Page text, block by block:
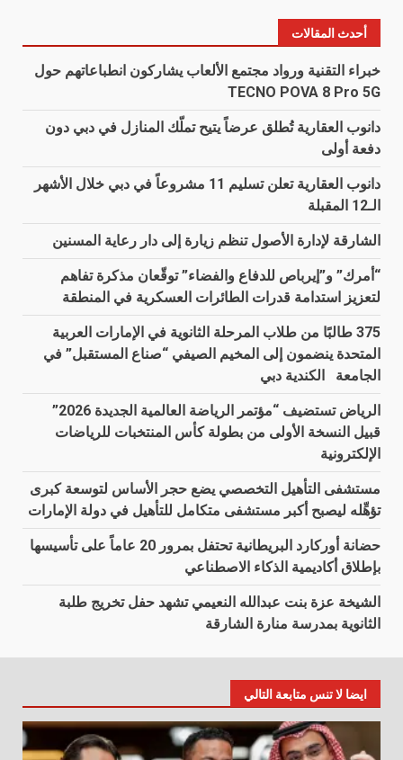
أحدث المقالات
خبراء التقنية ورواد مجتمع الألعاب يشاركون انطباعاتهم حول
TECNO POVA 8 Pro 5G
دانوب العقارية تُطلق عرضاً يتيح تملّك المنازل في دبي دون
دفعة أولى
دانوب العقارية تعلن تسليم 11 مشروعاً في دبي خلال الأشهر
الـ12 المقبلة
الشارقة لإدارة الأصول تنظم زيارة إلى دار رعاية المسنين
“أمرك” و”إيرباص للدفاع والفضاء” توقّعان مذكرة تفاهم
لتعزيز استدامة قدرات الطائرات العسكرية في المنطقة
375 طالبًا من طلاب المرحلة الثانوية في الإمارات العربية
المتحدة ينضمون إلى المخيم الصيفي “صناع المستقبل” في
الجامعة الكندية دبي
الرياض تستضيف “مؤتمر الرياضة العالمية الجديدة 2026”
قبيل النسخة الأولى من بطولة كأس المنتخبات للرياضات
الإلكترونية
مستشفى التأهيل التخصصي يضع حجر الأساس لتوسعة كبرى
تؤهِّله ليصبح أكبر مستشفى متكامل للتأهيل في دولة الإمارات
حضانة أوركارد البريطانية تحتفل بمرور 20 عاماً على تأسيسها
بإطلاق أكاديمية الذكاء الاصطناعي
الشيخة عزة بنت عبدالله النعيمي تشهد حفل تخريج طلبة
الثانوية بمدرسة منارة الشارقة
ايضا لا تنس متابعة التالي